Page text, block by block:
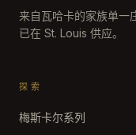
来自瓦哈卡的家族单一
已在 St. Louis 供应。
探索
梅斯卡尔系列